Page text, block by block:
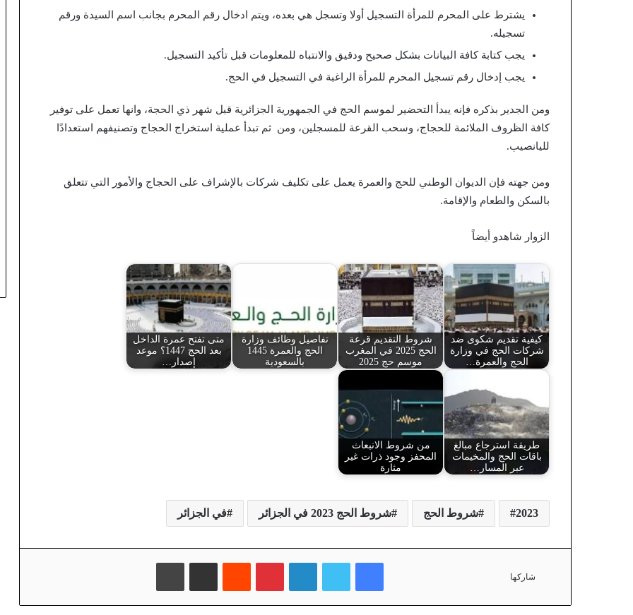
يشترط على المحرم للمرأة التسجيل أولا وتسجل هي بعده، ويتم ادخال رقم المحرم بجانب اسم السيدة ورقم
تسجيله.
يجب كتابة كافة البيانات بشكل صحيح ودقيق والانتباه للمعلومات قبل تأكيد التسجيل.
يجب إدخال رقم تسجيل المحرم للمرأة الراغبة في التسجيل في الحج.
ومن الجدير بذكره فإنه يبدأ التحضير لموسم الحج في الجمهورية الجزائرية قبل شهر ذي الحجة، وانها تعمل على توفير
كافة الظروف الملائمة للحجاج، وسحب القرعة للمسجلين، ومن ثم تبدأ عملية استخراج الحجاج وتصنيفهم استعدادًا
لليانصيب.
ومن جهته فإن الديوان الوطني للحج والعمرة يعمل على تكليف شركات بالإشراف على الحجاج والأمور التي تتعلق
بالسكن والطعام والإقامة.
الزوار شاهدو أيضاً
كيفية تقديم شكوى ضد
شركات الحج في وزارة
الحج والعمرة…
شروط التقديم قرعة
الحج 2025 في المغرب
موسم حج 2025
تفاصيل وظائف وزارة
الحج والعمرة 1445
بالسعودية
متى تفتح عمرة الداخل
بعد الحج 1447؟ موعد
إصدار…
طريقة استرجاع مبالغ
باقات الحج والمخيمات
عبر المسار…
من شروط الانبعاث
المحفز وجود ذرات غير
مثارة
2023 شروط الحج شروط الحج 2023 في الجزائر في الجزائر
شاركها
فيسبوك تويتر لينكدإن بينتيريست مشاركة عبر البريد